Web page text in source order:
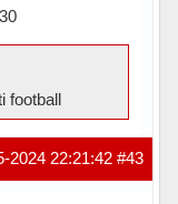
football
#43
2024 22:21:42